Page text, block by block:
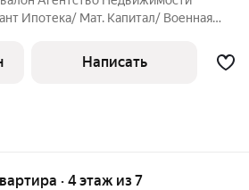
Ипотека/ Мат. Капитал/ Военная
Застекленная лоджия 6 кв.м.
Написать
· 4 этаж из 7